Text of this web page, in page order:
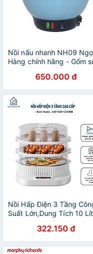
Nồi nấu nhanh NH09
Hàng chính hãng - Gốm
650.000 đ
Nồi Hấp Điện 3 Tầng
Suất Lớn,Dung Tích 10 Lít
Kiệm Thời Gian Cho Mọi
Đình - Hàng Chính Hãng
MINIIN
322.150 đ